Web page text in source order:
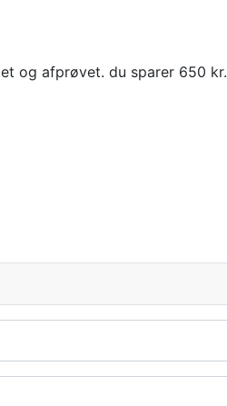
og afprøvet. du sparer 650 kr.